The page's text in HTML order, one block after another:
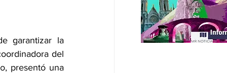
garantizar la
del
presentó una